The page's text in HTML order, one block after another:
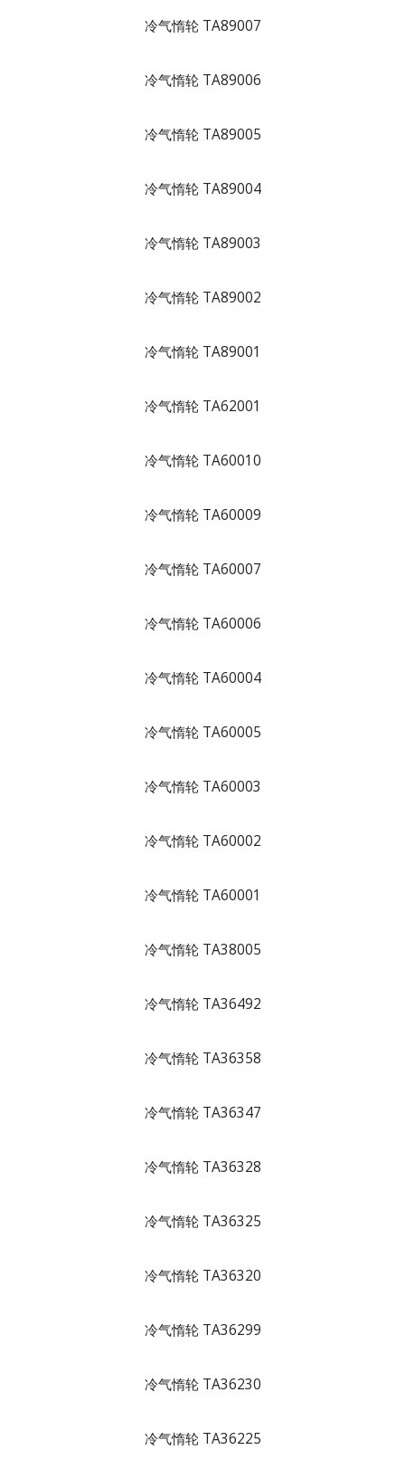
冷气惰轮 TA89007
冷气惰轮 TA89006
冷气惰轮 TA89005
冷气惰轮 TA89004
冷气惰轮 TA89003
冷气惰轮 TA89002
冷气惰轮 TA89001
冷气惰轮 TA62001
冷气惰轮 TA60010
冷气惰轮 TA60009
冷气惰轮 TA60007
冷气惰轮 TA60006
冷气惰轮 TA60004
冷气惰轮 TA60005
冷气惰轮 TA60003
冷气惰轮 TA60002
冷气惰轮 TA60001
冷气惰轮 TA38005
冷气惰轮 TA36492
冷气惰轮 TA36358
冷气惰轮 TA36347
冷气惰轮 TA36328
冷气惰轮 TA36325
冷气惰轮 TA36320
冷气惰轮 TA36299
冷气惰轮 TA36230
冷气惰轮 TA36225